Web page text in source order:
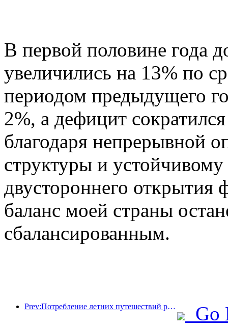
В первой половине года
увеличились на 13% по
периодом предыдущего
2%, а дефицит
благодаря непрерывной
структуры и устойчивому
двустороннего
баланс моей страны
сбалансированным.
Prev:Потребление летних путешествий резко возросло, рынок культурного туризма модернизируется и внедряет инновации Go